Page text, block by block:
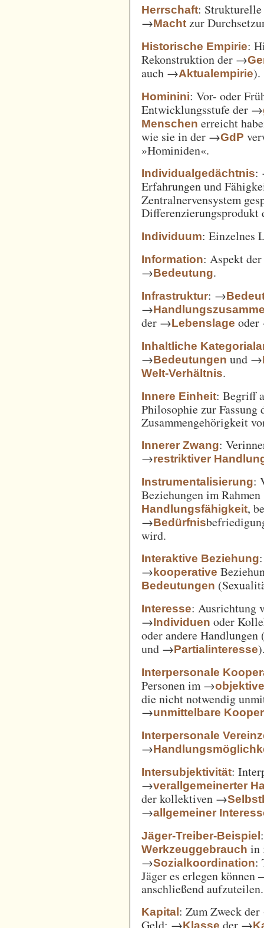
Herrschaft: Strukturelle
→Macht zur
Historische Empirie:
Rekonstruktion der →
auch →Aktualempirie).
Hominini: Vor- oder
Entwicklungsstufe der →
Menschen erreicht
wie sie in der →GdP
»Hominiden«.
Individualgedächtnis:
Erfahrungen und
Zentralnervensystem
Individuum: Einzelnes
Information: Aspekt
→Bedeutung.
Infrastruktur: →
→
der →Lebenslage
Inhaltliche
→Bedeutungen und →
Welt-Verhältnis.
Innere Einheit: Begriff
Philosophie zur
Zusammengehörigkeit
Innerer Zwang:
→restriktiver
Instrumentalisierung:
Beziehungen im
Handlungsfähigkeit,
→Bedürfnis
wird.
Interaktive Beziehung
→kooperative
Bedeutungen
Interesse: Ausrichtung
→Individuen oder
oder andere
und →Partialinteresse
Interpersonale
Personen im →
die nicht notwendig
→unmittelbare
Interpersonale
→
Intersubjektivität:
→verallgemeinerter
der kollektiven →
→allgemeiner
Jäger-Treiber-Beispiel
Werkzeuggebrauch in
→Sozialkoordination:
Jäger es erlegen
anschließend aufzuteilen.
Kapital: Zum Zweck
Geld; →Klasse der →